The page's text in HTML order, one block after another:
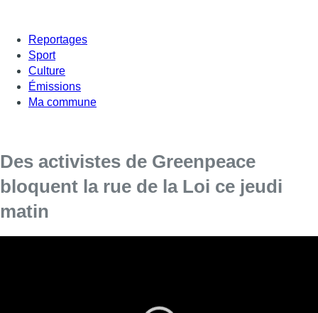
Reportages
Sport
Culture
Émissions
Ma commune
Des activistes de Greenpeace
bloquent la rue de la Loi ce jeudi
matin
grimpent sur la façade pour y déployer des bannières